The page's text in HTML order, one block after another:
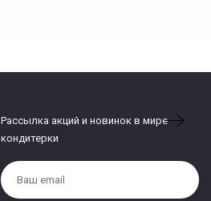
Рассылка акций и новинок в мире
кондитерки